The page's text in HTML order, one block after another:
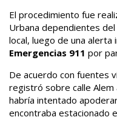
El procedimiento fue
Urbana dependientes
local, luego de una alerta
Emergencias 911 por
De acuerdo con fuentes
registró sobre calle
habría intentado
encontraba estacionado